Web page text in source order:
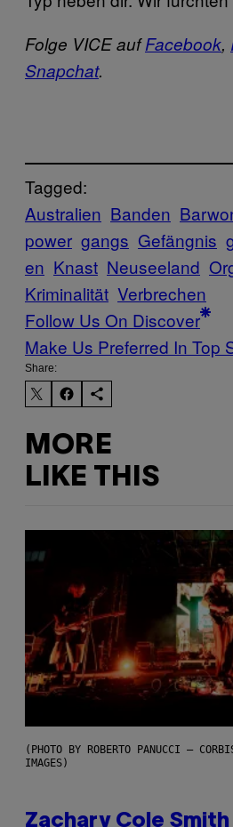
Folge VICE aufFacebook,
Snapchat.
Tagged:
Australien Banden
power gangs Gefängnis
en Knast Neuseeland
Kriminalität Verbrechen
Follow Us On Discover
Make Us Preferred In Top
Share:
MORE
LIKE THIS
(PHOTO BY ROBERTO PANUCCI –
IMAGES)
Zachary Cole Smith